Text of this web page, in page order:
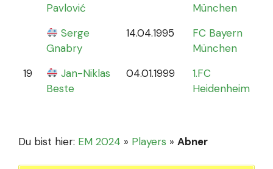
Pavlović
München
Serge
Gnabry
14.04.1995
FC Bayern
München
19
Jan-Niklas
Beste
04.01.1999
1.FC
Heidenheim
Du bist hier: EM 2024 » Players » Abner